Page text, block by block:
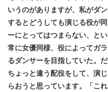
いうのがありますが、私がダ
するとどうしても演じる役が
ーにとってはつまらない、と
常に女優同様、役によってガ
るダンサーを目指していた。
ちょっと違う配役をして、演
らおうと思っています。「こ